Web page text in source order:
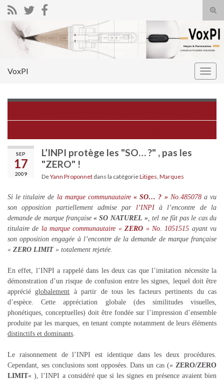
Search for:
VoxPI
SEP
17
2009
L’INPI protège les "SO… ?" , pas les
"ZERO" !
DeYann Proponnet dans la catégorieLitiges Marques
Si le titulaire de la marque communautaire« SO… ? » No.485078a vu
son opposition partiellement admise par l’INPIà l’encontre de la
demande de marque française« SO NATUREL » , tel ne fût pas le cas du
titulaire de la marque communautaire «ZERO » No. 1051515 ayant vu
son opposition engagée à l’encontre de la demande de marque française
« ZERO LIMIT » totalement rejetée.
En effet, l’INPI a rappelé dans les deux cas que l’imitation nécessite la
démonstration d’un risque de confusion entre les signes, lequel doit être
appréciéglobalement à partir de tous les facteurs pertinents du cas
d’espèce. Cette appréciation globale (des similitudes visuelles,
phonétiques, conceptuelles) doit être fondée sur l’impression d’ensemble
produite par les marques, en tenant compte notamment de leurs éléments
distinctifs et dominants
Le raisonnement de l’INPI est identique dans les deux procédures.
Cependant, ses conclusions sont opposées. Dans un cas (« ZERO/ZERO
LIMIT« ), l’INPI a considéré que si les signes en présence avaient bien